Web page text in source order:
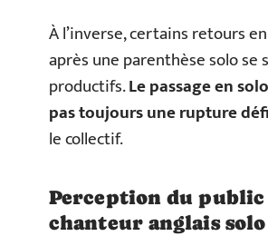
À l’inverse, certains retours
après une parenthèse solo se
productifs.Le passage en
pas toujours une rupture
le collectif.
Perception du public
chanteur anglais solo